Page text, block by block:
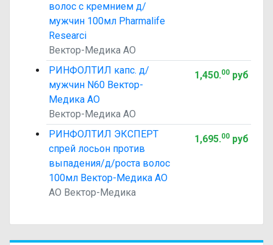
волос с кремнием д/
мужчин 100мл Pharmalife
Researci
Вектор-Медика АО
РИНФОЛТИЛ капс. д/
мужчин N60 Вектор-
Медика АО
Вектор-Медика АО
1,450.00руб
РИНФОЛТИЛ ЭКСПЕРТ
спрей лосьон против
выпадения/д/роста волос
100мл Вектор-Медика АО
АО Вектор-Медика
1,695.00руб